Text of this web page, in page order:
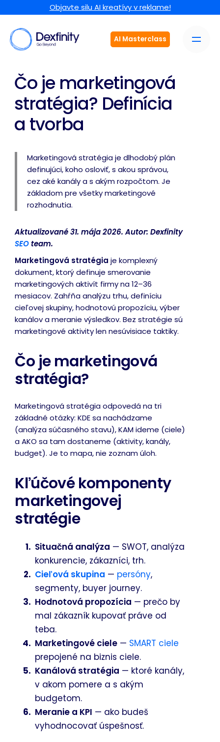
Objavte silu AI kreatívy v reklame!
AI Masterclass
Čo je marketingová
stratégia? Definícia
a tvorba
Marketingová stratégia je dlhodobý plán
definujúci, koho osloviť, s akou správou,
cez aké kanály a s akým rozpočtom. Je
základom pre všetky marketingové
rozhodnutia.
Aktualizované 31. mája 2026. Autor: Dexfinity
SEOteam.
Marketingová stratégia je komplexný
dokument, ktorý definuje smerovanie
marketingových aktivít firmy na 12–36
mesiacov. Zahŕňa analýzu trhu, definíciu
cieľovej skupiny, hodnotovú propozíciu, výber
kanálov a meranie výsledkov. Bez stratégie sú
marketingové aktivity len nesúvisiace taktiky.
Čo je marketingová
stratégia?
Marketingová stratégia odpovedá na tri
základné otázky: KDE sa nachádzame
(analýza súčasného stavu), KAM ideme (ciele)
a AKO sa tam dostaneme (aktivity, kanály,
budget). Je to mapa, nie zoznam úloh.
Kľúčové komponenty
marketingovej
stratégie
Situačná analýza — SWOT, analýza
konkurencie, zákazníci, trh.
Cieľová skupina — persóny,
segmenty, buyer journey.
Hodnotová propozícia — prečo by
mal zákazník kupovať práve od
teba.
Marketingové ciele — SMART ciele
prepojené na biznis ciele.
Kanálová stratégia — ktoré kanály,
v akom pomere a s akým
budgetom.
Meranie a KPI — ako budeš
vyhodnocovať úspešnosť.